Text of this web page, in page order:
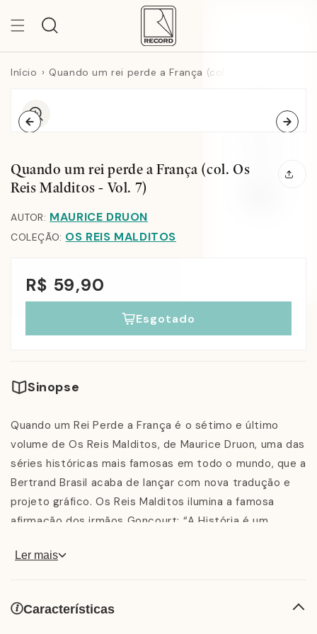
para o
conteúdo
Início
Quando um rei perde a França (col. Os
Reis Malditos - Vol. 7)
AUTOR: MAURICE DRUON
COLEÇÃO: OS REIS MALDITOS
R$ 59,90
Esgotado
Sinopse
Quando um Rei Perde a França é o sétimo e último
volume de Os Reis Malditos, de Maurice Druon, uma das
séries históricas mais famosas em todo o mundo, que a
Bertrand Brasil acaba de lançar com nova tradução e
projeto gráfico. Os Reis Malditos ilumina a famosa
afirmação dos irmãos Goncourt: “A História é um
primeira vez, durante a década de 1950, provocou uma
contemporâneos para o chamado “romance histórico”.
Ler mais
Características